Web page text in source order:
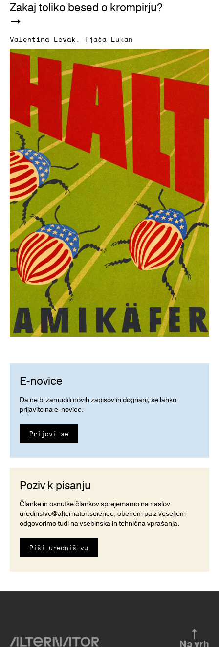
Zakaj toliko besed o krompirju?
Valentina Levak, Tjaša Lukan
E-novice
Da ne bi zamudili novih zapisov in dognanj, se lahko
prijavite na e-novice.
Prijavi se
Poziv k pisanju
Članke in osnutke člankov sprejemamo na naslov
urednistvo@alternator.science, obenem pa z veseljem
odgovorimo tudi na vsebinska in tehnična vprašanja.
Piši uredništvu
Na vrh